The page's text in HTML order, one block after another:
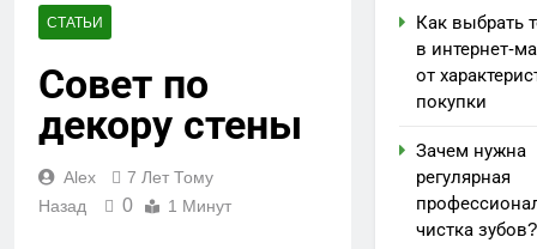
поведенческих
факторов:
быстрый рост
трафика или
1 Месяц Тому Назад
сельскохозяйственных
предприятий в
1 Месяц Тому Назад
СТАТЬИ
Совет по
декору стены
Alex
7 Лет Тому
Назад
0 1 Минут
Как выбрать
в интернет-
от
покупки
Зачем нужна
регулярная
чистка зубов?